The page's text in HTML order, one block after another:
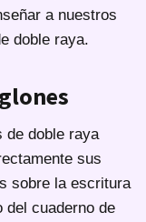
a nuestros
doble raya.
de doble raya
sus
sobre la escritura
del cuaderno de